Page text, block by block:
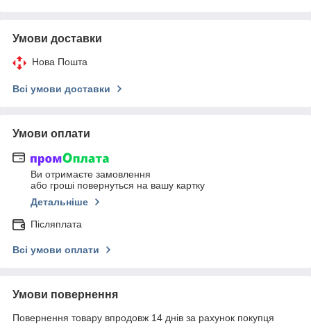
Умови доставки
Нова Пошта
Всі умови доставки
Умови оплати
Ви отримаєте замовлення
або гроші повернуться на вашу картку
Детальніше
Післяплата
Всі умови оплати
Умови повернення
Повернення товару впродовж 14 днів за рахунок покупця